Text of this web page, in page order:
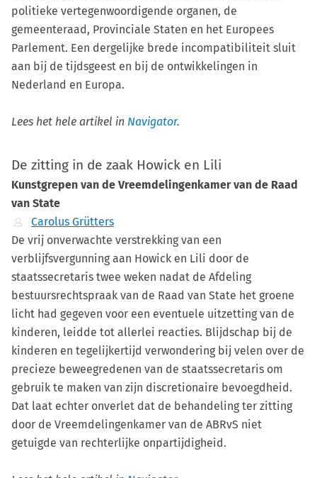
politieke vertegenwoordigende organen, de
gemeenteraad, Provinciale Staten en het Europees
Parlement. Een dergelijke brede incompatibiliteit sluit
aan bij de tijdsgeest en bij de ontwikkelingen in
Nederland en Europa.
Lees het hele artikel in Navigator.
De zitting in de zaak Howick en Lili
Kunstgrepen van de Vreemdelingenkamer van de Raad
van State
Carolus Grütters
De vrij onverwachte verstrekking van een
verblijfsvergunning aan Howick en Lili door de
staatssecretaris twee weken nadat de Afdeling
bestuursrechtspraak van de Raad van State het groene
licht had gegeven voor een eventuele uitzetting van de
kinderen, leidde tot allerlei reacties. Blijdschap bij de
kinderen en tegelijkertijd verwondering bij velen over de
precieze beweegredenen van de staatssecretaris om
gebruik te maken van zijn discretionaire bevoegdheid.
Dat laat echter onverlet dat de behandeling ter zitting
door de Vreemdelingenkamer van de ABRvS niet
getuigde van rechterlijke onpartijdigheid.